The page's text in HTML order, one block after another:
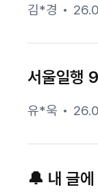
김*경
서울일행
유*욱
🔔 내 글